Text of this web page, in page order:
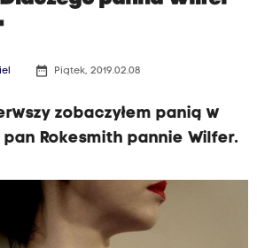
date_range Piątek, 2019.02.08
zobaczyłem panią w
pan Rokesmith pannie Wilfer.